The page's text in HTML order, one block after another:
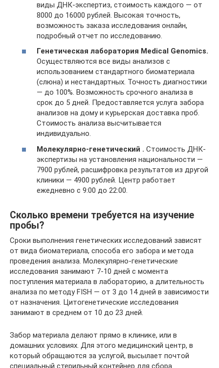
виды ДНК-экспертиз, стоимость каждого — от
8000 до 16000 рублей. Высокая точность,
возможность заказа исследования онлайн,
подробный отчет по исследованию.
Генетическая лаборатория Medical Genomics.
Осуществляются все виды анализов с
использованием стандартного биоматериала
(слюна) и нестандартных. Точность диагностики
— до 100%. Возможность срочного анализа в
срок до 5 дней. Предоставляется услуга забора
анализов на дому и курьерская доставка проб.
Стоимость анализа высчитывается
индивидуально.
Молекулярно-генетический . Стоимость ДНК-
экспертизы на установления национальности —
7900 рублей, расшифровка результатов из другой
клиники — 4900 рублей. Центр работает
ежедневно с 9:00 до 22:00.
Сколько времени требуется на изучение
пробы?
Сроки выполнения генетических исследований зависят
от вида биоматериала, способа его забора и метода
проведения анализа. Молекулярно-генетические
исследования занимают 7-10 дней с момента
поступления материала в лабораторию, а длительность
анализа по методу FISH — от 3 до 14 дней в зависимости
от назначения. Цитогенетические исследования
занимают в среднем от 10 до 23 дней.
Забор материала делают прямо в клинике, или в
домашних условиях. Для этого медицинский центр, в
который обращаются за услугой, высылает почтой
специальный стерильный контейнер для сбора